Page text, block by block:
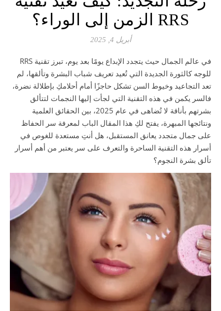
RRS الزمن إلى الوراء؟
أبريل 4, 2025
في عالم الجمال حيث يتجدد الإبداع يومًا بعد يوم، تبرز تقنية RRS
للوجه كالثورة الجديدة التي تُعيد تعريف شباب البشرة وتألقها، لم
تعد التجاعيد وخيوط السن تشكل حاجزًا أمام أحلامكِ بإطلالة نضرة،
فالسر يكمن في هذه التقنية التي لجأت إليها النجمات لتتألق
بشرتهم بأناقة لا تُضاهى في عام 2025، بين الحقائق العلمية
ونتائجها المبهرة، يفتح لكِ هذا المقال الباب لمعرفة سر الحفاظ
على جمال متجدد يعانق المستقبل، هل أنتِ مستعدة للغوص في
أسرار هذه التقنية الساحرة والتعرف على سر يعتبر من أهم أسرار
تألق بشرة النجوم؟